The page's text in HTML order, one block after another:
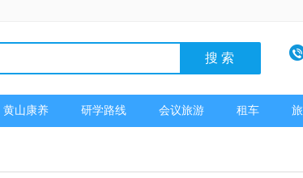
黄山康养 研学路线 会议旅游 租车